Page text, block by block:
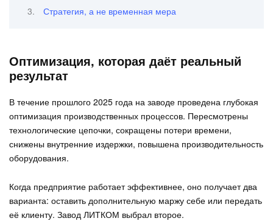
Стратегия, а не временная мера
Оптимизация, которая даёт реальный
результат
В течение прошлого 2025 года на заводе проведена глубокая
оптимизация производственных процессов. Пересмотрены
технологические цепочки, сокращены потери времени,
снижены внутренние издержки, повышена производительность
оборудования.
Когда предприятие работает эффективнее, оно получает два
варианта: оставить дополнительную маржу себе или передать
её клиенту. Завод ЛИТКОМ выбрал второе.